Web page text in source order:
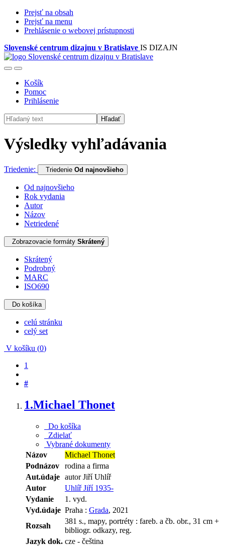
Prejsť na obsah
Prejsť na menu
Prehlásenie o webovej prístupnosti
Slovenské centrum dizajnu v Bratislave IS DIZAJN
Košík
Pomoc
Prihlásenie
Hľadať
Výsledky vyhľadávania
Triedenie: Triedenie Od najnovšieho
Od najnovšieho
Rok vydania
Autor
Názov
Netriedené
Zobrazovacie formáty Skrátený
Skrátený
Podrobný
MARC
ISO690
Do košíka
celú stránku
celý set
V košíku (0)
1
#
1.Michael Thonet
Do košíka
Zdielať
Vybrané dokumenty
Názov
Michael Thonet
Podnázov
rodina a firma
Aut.údaje autor Jiří Uhlíř
Autor
Uhlíř Jiří 1935-
Vydanie
1. vyd.
Vyd.údaje Praha : Grada, 2021
Rozsah
381 s., mapy, portréty : fareb. a čb. obr., 31 cm +
bibliogr. odkazy, reg.
Jazyk dok. cze - čeština